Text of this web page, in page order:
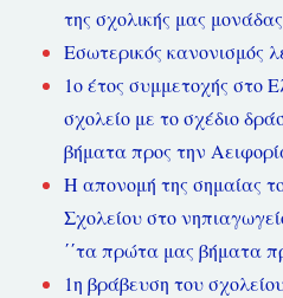
της σχολικής μας μονάδας
Εσωτερικός κανονισμός
1ο έτος συμμετοχής στο
σχολείο με το σχέδιο
βήματα προς την
Η απονομή της σημαίας
Σχολείου στο
΄΄τα πρώτα μας βήματα
1η βράβευση του